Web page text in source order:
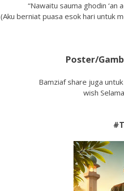
“Nawaitu sauma ghodin ‘an
(Aku berniat puasa esok hari untuk
Poster/
Bamziaf share juga
wish